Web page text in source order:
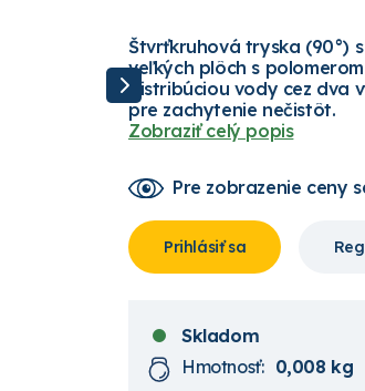
Štvrťkruhová tryska (90°)
veľkých plôch s
distribúciou vody cez dva
pre zachytenie nečistôt.
Zobraziť celý popis
Pre zobrazenie ceny
Prihlásiť sa
Skladom
Hmotnosť: 0,008 kg